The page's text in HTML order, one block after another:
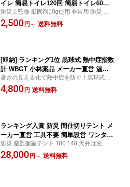
イレ 簡易トイレ120回 簡易トイレ60回
便座カバー付き 防災トイレ 防災グッズ
簡易トイレ 凝固剤 災害用 介護 携帯ト
防災士監修 凝固剤10g使用 非常用 防災 ト
イレ コンパクト 大容量 【120回分】 【60
回分】 災害時 断水時 アウトドア 介護 災害
2,500円 ～ 送料無料
[即納] ランキング1位 黒球式 熱中症指数
計 WBGT 小林薬品 メーカー直営 温湿
度計 熱中症計 時計表示付き 熱中症対策
グッズ アラーム機能 JIS準拠 気温 湿度
暑さの見える化で熱中症を防ぐ！黒球式WB
GT計で屋内外の暑熱リスクを正確に把握 W
BGT 温度 湿度 時計 熱中症危険度の警告表
4,800円 送料無料
ランキング入賞 防災 間仕切りテント メ
ーカー直営 工具不要 簡単設営 ワンタッ
チ テント パーテーション 自立構造 二
重窓 網戸付き 内側ロック可能 テント同
防災 避難個室テント 180 140 天井は完全開
放着脱も可能 清掃・消毒対応の素材を採用
繰り返し使用可能 地震 避難所 ランキング
28,000円 ～ 送料無料